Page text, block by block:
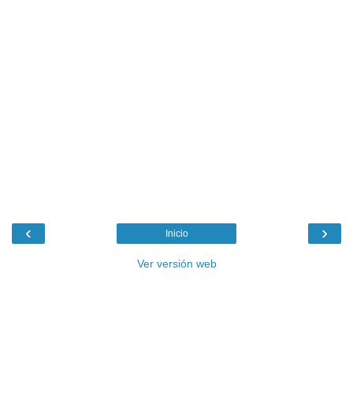
‹ ›
Inicio
Ver versión web